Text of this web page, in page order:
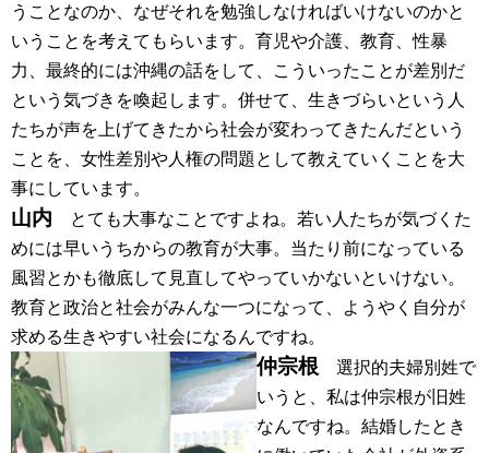
うことなのか、なぜそれを勉強しなければいけないのかと
いうことを考えてもらいます。育児や介護、教育、性暴
力、最終的には沖縄の話をして、こういったことが差別だ
という気づきを喚起します。併せて、生きづらいという人
たちが声を上げてきたから社会が変わってきたんだという
ことを、女性差別や人権の問題として教えていくことを大
事にしています。
山内 とても大事なことですよね。若い人たちが気づくた
めには早いうちからの教育が大事。当たり前になっている
風習とかも徹底して見直してやっていかないといけない。
教育と政治と社会がみんな一つになって、ようやく自分が
求める生きやすい社会になるんですね。
仲宗根 選択的夫婦別姓で
いうと、私は仲宗根が旧姓
なんですね。結婚したとき